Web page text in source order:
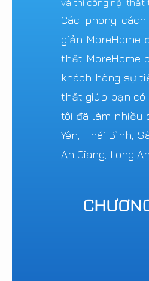
và thi công nội thất
Các phong
thất MoreHome
khách hàng sự
thất giúp bạn có
tôi đã làm nhiều
Yên, Thái Bình,
An Giang, Long